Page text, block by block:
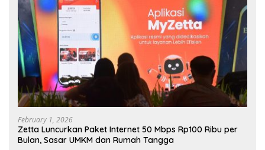
February 1, 2026
Zetta Luncurkan Paket Internet 50 Mbps Rp100 Ribu per
Bulan, Sasar UMKM dan Rumah Tangga